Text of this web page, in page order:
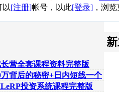
以[注册]帐号，以此[登录] ，浏
营全套课程资料完整版
背后的秘密+日内短线一个
投资系统课程完整版